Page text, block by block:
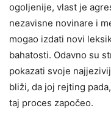
ogoljenije, vlast je
nezavisne novinare i
mogao izdati novi
bahatosti. Odavno su
pokazati svoje
bliži, da joj rejting
taj proces započeo.